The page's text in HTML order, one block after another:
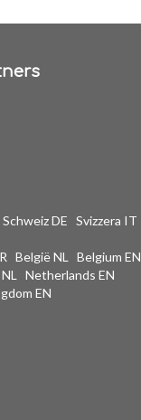
Schweiz DE Svizzera IT
België NL
Belgium EN
Netherlands EN
EN